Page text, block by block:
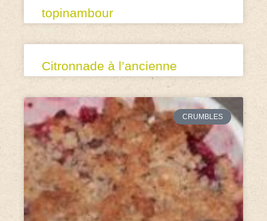
topinambour
Citronnade à l’ancienne
CRUMBLES